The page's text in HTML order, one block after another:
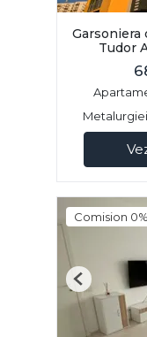
Garsoniera
Tudor
Comision 0%
Previous